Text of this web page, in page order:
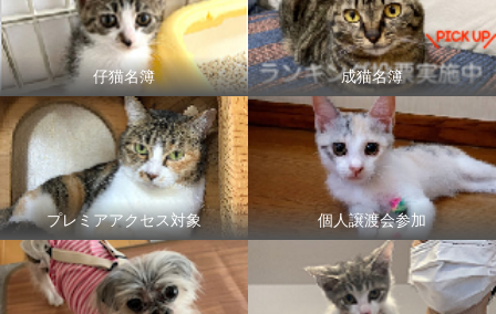
仔猫名簿 成猫名簿
プレミアアクセス対象 個人譲渡会参加